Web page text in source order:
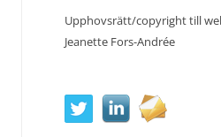
Upphovsrätt/copyright till
Jeanette Fors-Andrée